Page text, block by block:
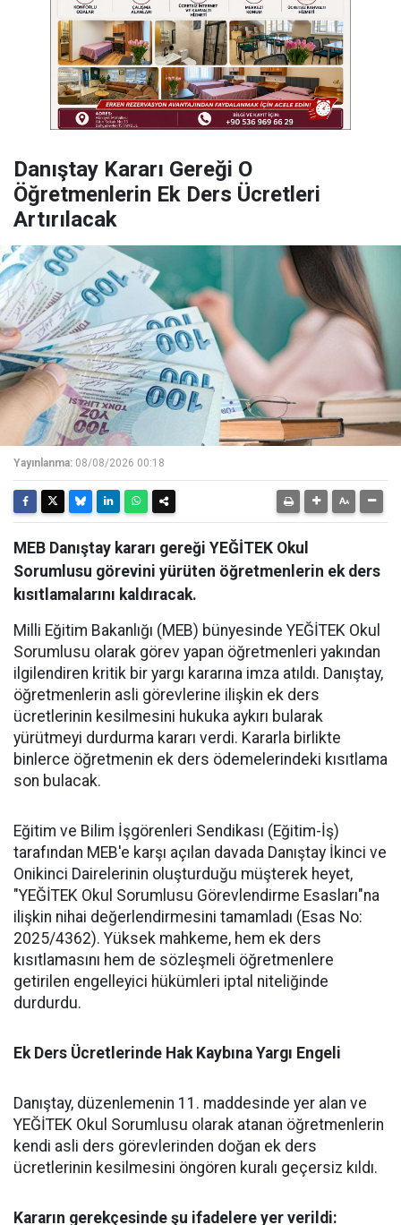
Danıştay Kararı Gereği O
Öğretmenlerin Ek Ders Ücretleri
Artırılacak
Yayınlanma: 08/08/2026 00:18
MEB Danıştay kararı gereği YEĞİTEK Okul
Sorumlusu görevini yürüten öğretmenlerin ek ders
kısıtlamalarını kaldıracak.
Milli Eğitim Bakanlığı (MEB) bünyesinde YEĞİTEK Okul
Sorumlusu olarak görev yapan öğretmenleri yakından
ilgilendiren kritik bir yargı kararına imza atıldı. Danıştay,
öğretmenlerin asli görevlerine ilişkin ek ders
ücretlerinin kesilmesini hukuka aykırı bularak
yürütmeyi durdurma kararı verdi. Kararla birlikte
binlerce öğretmenin ek ders ödemelerindeki kısıtlama
son bulacak.
​Eğitim ve Bilim İşgörenleri Sendikası (Eğitim-İş)
tarafından MEB'e karşı açılan davada Danıştay İkinci ve
Onikinci Dairelerinin oluşturduğu müşterek heyet,
"YEĞİTEK Okul Sorumlusu Görevlendirme Esasları"na
ilişkin nihai değerlendirmesini tamamladı (Esas No:
2025/4362). Yüksek mahkeme, hem ek ders
kısıtlamasını hem de sözleşmeli öğretmenlere
getirilen engelleyici hükümleri iptal niteliğinde
durdurdu.
​Ek Ders Ücretlerinde Hak Kaybına Yargı Engeli
​Danıştay, düzenlemenin 11. maddesinde yer alan ve
YEĞİTEK Okul Sorumlusu olarak atanan öğretmenlerin
kendi asli ders görevlerinden doğan ek ders
ücretlerinin kesilmesini öngören kuralı geçersiz kıldı.
​Kararın gerekçesinde şu ifadelere yer verildi: